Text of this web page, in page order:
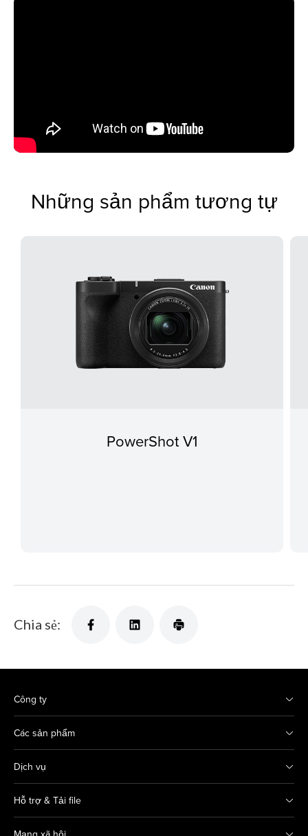
Những sản phẩm tương tự
PowerShot V1
Chia sẻ:
Công ty
Các sản phẩm
Dịch vụ
Hỗ trợ & Tải file